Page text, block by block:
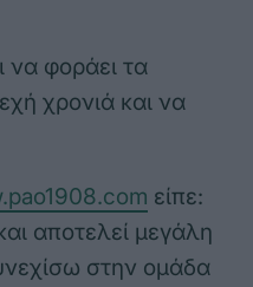
να φοράει τα
χρονιά και να
είπε:
αποτελεί μεγάλη
στην ομάδα